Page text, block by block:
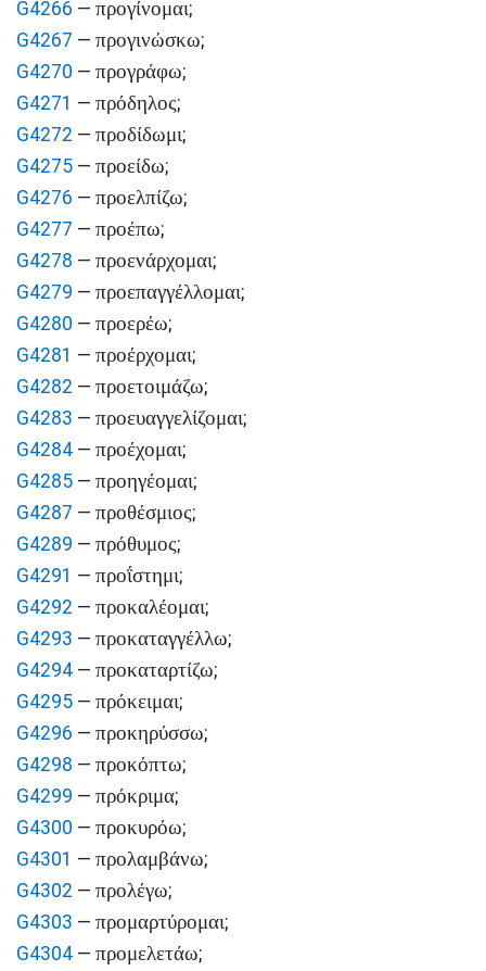
G4266 — προγίνομαι;
G4267 — προγινώσκω;
G4270 — προγράφω;
G4271 — πρόδηλος;
G4272 — προδίδωμι;
G4275 — προείδω;
G4276 — προελπίζω;
G4277 — προέπω;
G4278 — προενάρχομαι;
G4279 — προεπαγγέλλομαι;
G4280 — προερέω;
G4281 — προέρχομαι;
G4282 — προετοιμάζω;
G4283 — προευαγγελίζομαι;
G4284 — προέχομαι;
G4285 — προηγέομαι;
G4287 — προθέσμιος;
G4289 — πρόθυμος;
G4291 — προΐστημι;
G4292 — προκαλέομαι;
G4293 — προκαταγγέλλω;
G4294 — προκαταρτίζω;
G4295 — πρόκειμαι;
G4296 — προκηρύσσω;
G4298 — προκόπτω;
G4299 — πρόκριμα;
G4300 — προκυρόω;
G4301 — προλαμβάνω;
G4302 — προλέγω;
G4303 — προμαρτύρομαι;
G4304 — προμελετάω;